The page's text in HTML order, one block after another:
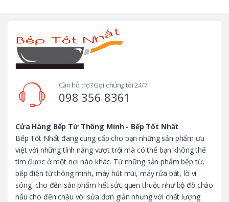
Cần hỗ trợ? Gọi chúng tôi 24/7!
098 356 8361
Cửa Hàng Bếp Từ Thông Minh - Bếp Tốt Nhất
Bếp Tốt Nhất đang cung cấp cho bạn những sản phẩm ưu
việt với những tính năng vượt trội mà có thể bạn không thể
tìm được ở một nơi nào khác. Từ những sản phẩm bếp từ,
bếp điện từ thông minh, máy hút mùi, máy rửa bát, lò vi
sóng, cho đến sản phẩm hết sức quen thuộc như bộ đồ chảo
nấu cho đến chậu vòi sửa đơn giản nhưng với chất lượng